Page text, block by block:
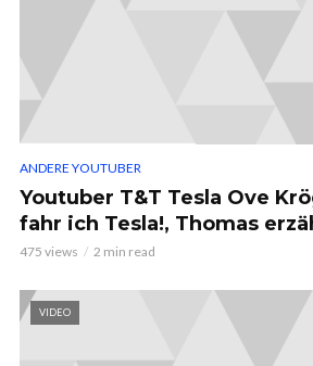
ANDERE YOUTUBER
Youtuber T&T Tesla Ove
fahr ich Tesla!, Thomas
475 views 2 min read
VIDEO